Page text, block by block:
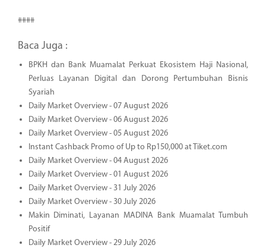
####
Baca Juga :
BPKH dan Bank Muamalat Perkuat Ekosistem Haji Nasional,
Perluas Layanan Digital dan Dorong Pertumbuhan Bisnis
Syariah
Daily Market Overview - 07 August 2026
Daily Market Overview - 06 August 2026
Daily Market Overview - 05 August 2026
Instant Cashback Promo of Up to Rp150,000 at Tiket.com
Daily Market Overview - 04 August 2026
Daily Market Overview - 01 August 2026
Daily Market Overview - 31 July 2026
Daily Market Overview - 30 July 2026
Makin Diminati, Layanan MADINA Bank Muamalat Tumbuh
Positif
Daily Market Overview - 29 July 2026